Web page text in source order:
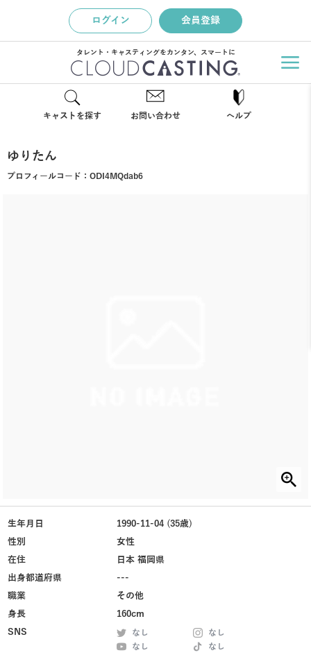
ログイン 会員登録
タレント・キャスティングをカンタン、スマートに
キャストを探す お問い合わせ ヘルプ
ゆりたん
プロフィールコード： ODI4MQdab6
生年月日
1990-11-04 (35歳)
性別
女性
在住
日本 福岡県
出身都道府県
---
職業
その他
身長
160cm
SNS
なし
なし
なし
なし